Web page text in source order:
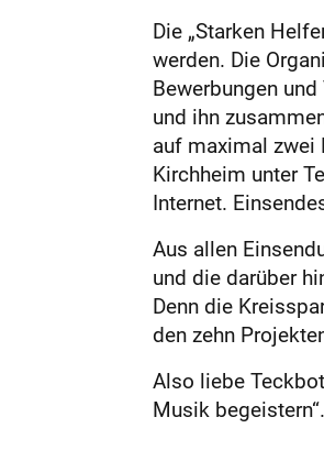
Die „Starken
werden. Die
Bewerbungen
und ihn
auf maximal zwei
Kirchheim unter
Internet.
Aus allen
und die darüber
Denn die
den zehn
Also liebe
Musik begeistern“.